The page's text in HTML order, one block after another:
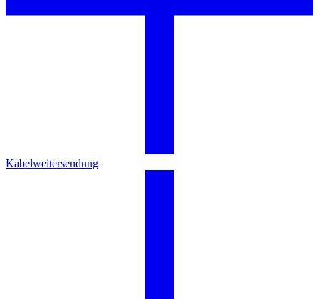
Kabelweitersendung